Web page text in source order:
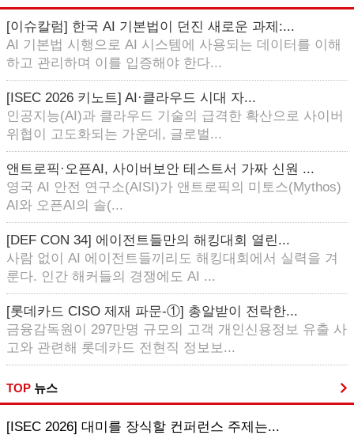
[이슈칼럼] 한국 AI 기본법이 던진 새로운 과제:...
AI 기본법 시행으로 AI 시스템에 사용되는 데이터를 이해
하고 관리하며 이를 입증해야 한다...
[ISEC 2026 키노트] AI·클라우드 시대 자...
인공지능(AI)과 클라우드 기술의 급격한 확산으로 사이버
위협이 고도화되는 가운데, 글로벌...
앤트로픽·오픈AI, 사이버보안 테스트서 가짜 신원 ...
영국 AI 안전 연구소(AISI)가 앤트로픽의 미토스(Mythos)
AI와 오픈AI의 솔(...
[DEF CON 34] 에이전트들만의 해킹대회 열린...
사람 없이 AI 에이전트들끼리도 해킹대회에서 실력을 겨
룬다. 인간 해커들의 경쟁에도 AI ...
[롯데카드 CISO 제재 파문-①] 총알받이 전락한...
금융감독원이 297만명 규모의 고객 개인신용정보 유출 사
고와 관련해 롯데카드 전현직 정보보...
TOP 뉴스
[ISEC 2026] 대미를 장식할 컨퍼런스 주제는...